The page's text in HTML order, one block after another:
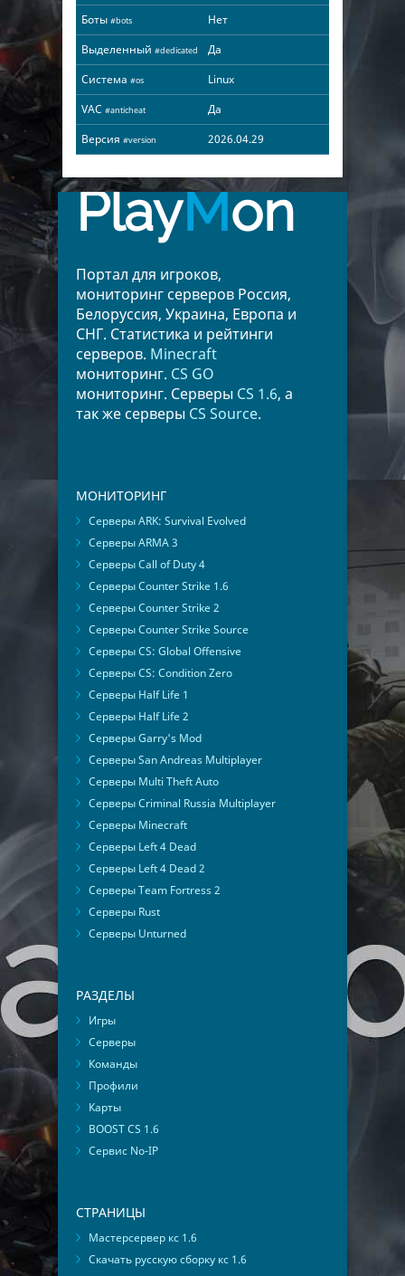
Боты #bots
Нет
Выделенный #dedicated
Да
Система #os
Linux
VAC #anticheat
Да
Версия #version 2026.04.29
PlayMon
Портал для игроков,
мониторинг серверов Россия,
Белоруссия, Украина, Европа и
СНГ. Статистика и рейтинги
серверов. Minecraft
мониторинг. CS GO
мониторинг. Серверы CS 1.6, а
так же серверы CS Source.
МОНИТОРИНГ
Серверы ARK: Survival Evolved
Серверы ARMA 3
Серверы Call of Duty 4
Серверы Counter Strike 1.6
Серверы Counter Strike 2
Серверы Counter Strike Source
Серверы CS: Global Offensive
Серверы CS: Condition Zero
Серверы Half Life 1
Серверы Half Life 2
Серверы Garry's Mod
Серверы San Andreas Multiplayer
Серверы Multi Theft Auto
Серверы Criminal Russia Multiplayer
Серверы Minecraft
Серверы Left 4 Dead
Серверы Left 4 Dead 2
Серверы Team Fortress 2
Серверы Rust
Серверы Unturned
РАЗДЕЛЫ
Игры
Серверы
Команды
Профили
Карты
BOOST CS 1.6
Сервис No-IP
СТРАНИЦЫ
Мастерсервер кс 1.6
Скачать русскую сборку кс 1.6